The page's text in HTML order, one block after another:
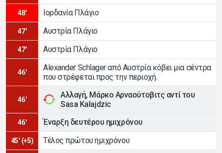
48' Ιορδανία Πλάγιο
47' Αυστρία Πλάγιο
47' Αυστρία Πλάγιο
46'
Alexander Schlager από Αυστρία κόβει μια σέντρα
που στρέφεται προς την περιοχή.
46'
Αλλαγή, Μάρκο Αρναούτοβιτς αντί του
Sasa Kalajdzic
46' Έναρξη δευτέρου ημιχρόνου
45' (+5) Τέλος πρώτου ημιχρόνου